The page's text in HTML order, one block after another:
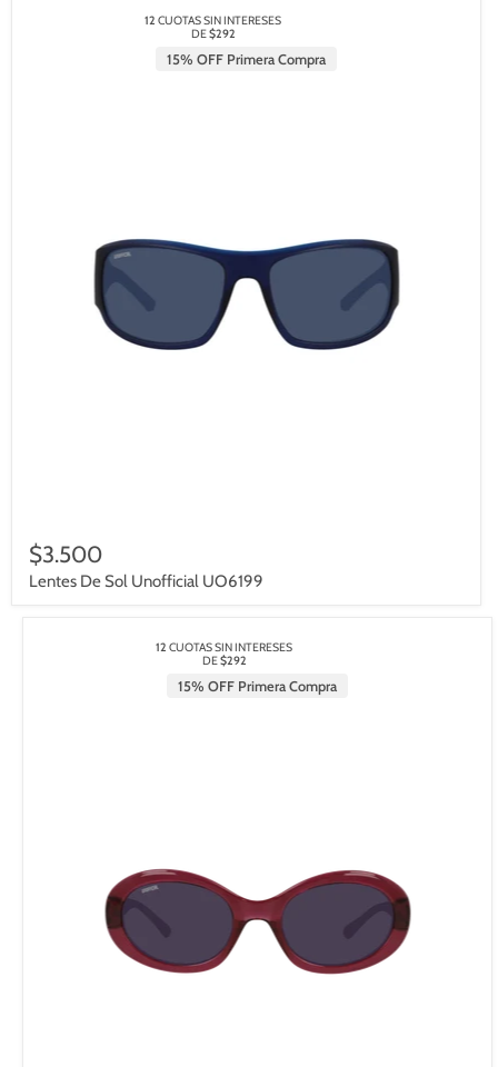
12 CUOTAS SIN INTERESES
DE$292
15% OFF Primera Compra
$3.500
Lentes De Sol Unofficial UO6199
12 CUOTAS SIN INTERESES
DE$292
15% OFF Primera Compra